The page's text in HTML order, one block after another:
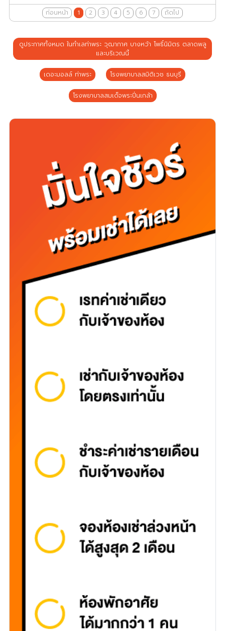
ก่อนหน้า 1 2 3 4 5 6 7 ถัดไป
ดูประกาศทั้งหมด ในทำเลท่าพระ วุฒากาศ บางหว้า โพธิ์นิมิตร ตลาดพลู
และบริเวณนี้
เดอะมอลล์ ท่าพระ โรงพยาบาลสมิติเวช ธนบุรี
โรงพยาบาลสมเด็จพระปิ่นเกล้า